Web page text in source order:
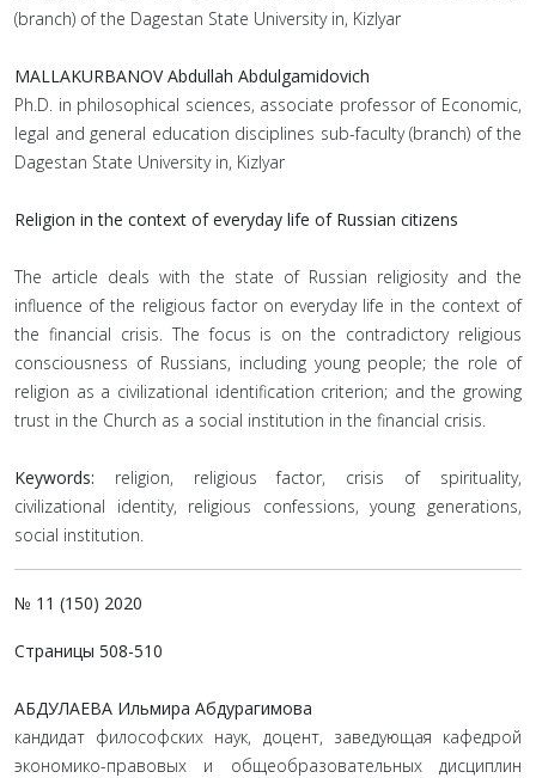
(branch) of the Dagestan State University in, Kizlyar
MALLAKURBANOV Abdullah Abdulgamidovich
Ph.D. in philosophical sciences, associate professor of Economic,
legal and general education disciplines sub-faculty (branch) of the
Dagestan State University in, Kizlyar
Religion in the context of everyday life of Russian citizens
The article deals with the state of Russian religiosity and the
influence of the religious factor on everyday life in the context of
the financial crisis. The focus is on the contradictory religious
consciousness of Russians, including young people; the role of
religion as a civilizational identification criterion; and the growing
trust in the Church as a social institution in the financial crisis.
Keywords: religion, religious factor, crisis of spirituality,
civilizational identity, religious confessions, young generations,
social institution.
№ 11 (150) 2020
Страницы 508-510
АБДУЛАЕВА Ильмира Абдурагимова
кандидат философских наук, доцент, заведующая кафедрой
экономико-правовых и общеобразовательных дисциплин